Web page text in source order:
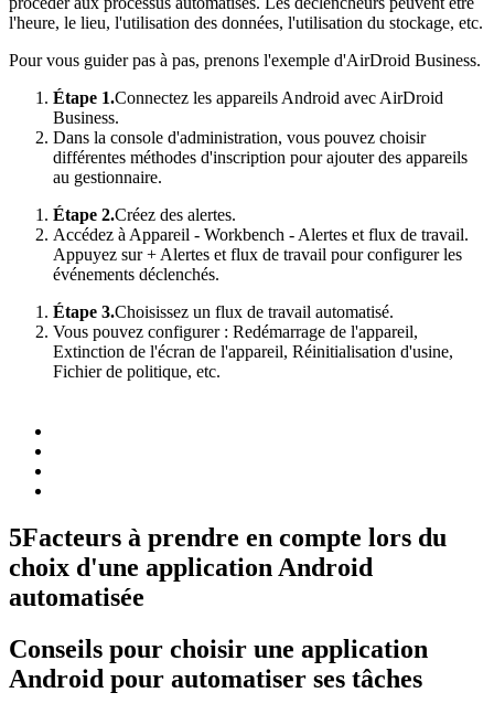
l'heure, le lieu, l'utilisation des données, l'utilisation du stockage, etc.
Pour vous guider pas à pas, prenons l'exemple d'AirDroid Business.
Étape 1.Connectez les appareils Android avec AirDroid
Business.
Dans la console d'administration, vous pouvez choisir
différentes méthodes d'inscription pour ajouter des appareils
au gestionnaire.
Étape 2.Créez des alertes.
Accédez à Appareil - Workbench - Alertes et flux de travail.
Appuyez sur + Alertes et flux de travail pour configurer les
événements déclenchés.
Étape 3.Choisissez un flux de travail automatisé.
Vous pouvez configurer : Redémarrage de l'appareil,
Extinction de l'écran de l'appareil, Réinitialisation d'usine,
Fichier de politique, etc.
5Facteurs à prendre en compte lors du
choix d'une application Android
automatisée
Conseils pour choisir une application
Android pour automatiser ses tâches